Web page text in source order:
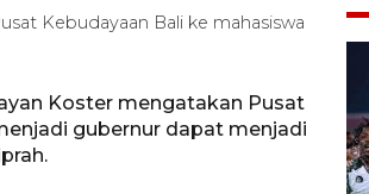
Kebudayaan Bali ke mahasiswa
Koster mengatakan Pusat
gubernur dapat menjadi